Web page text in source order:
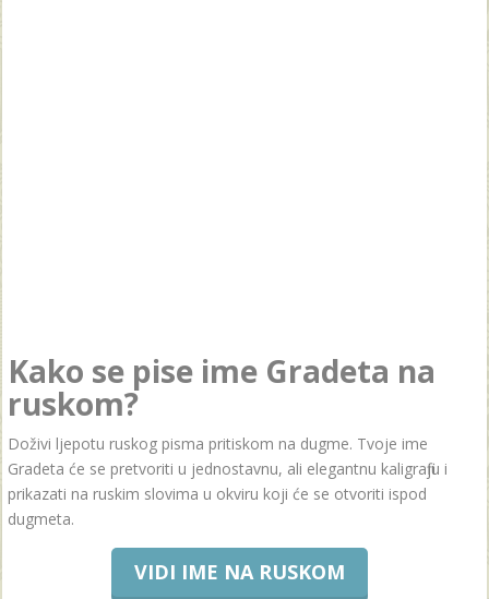
Kako se pise ime Gradeta na
ruskom?
Doživi ljepotu ruskog pisma pritiskom na dugme. Tvoje ime
Gradeta će se pretvoriti u jednostavnu, ali elegantnu kaligrafiju i
prikazati na ruskim slovima u okviru koji će se otvoriti ispod
dugmeta.
VIDI IME NA RUSKOM